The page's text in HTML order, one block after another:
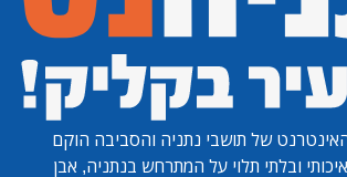
האינטרנט של תושבי נתניה והסביבה הוקם
ובלתי תלוי על המתרחש בנתניה, אבן